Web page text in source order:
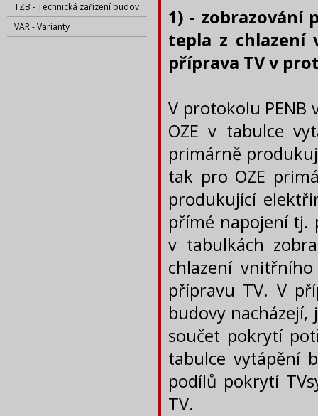
TZB - Technická zařízení budov
VAR - Varianty
1) - zobrazování
tepla z chlazení
příprava TV v
V protokolu PENB
OZE v tabulce
primárně
tak pro OZE
produkující
přímé napojení tj.
v tabulkách
chlazení
přípravu TV. V
budovy
součet pokrytí
tabulce vytápění
podílů pokrytí
TV.